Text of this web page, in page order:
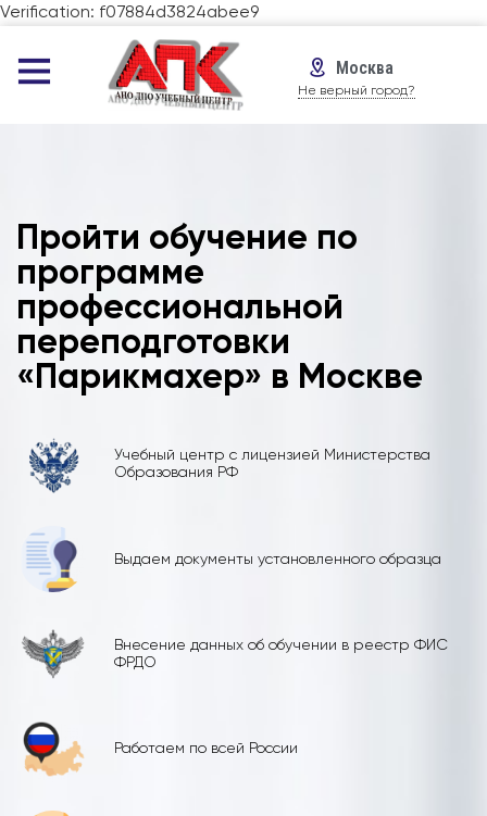
Verification: f07884d3824abee9
Москва
Не верный город?
Пройти обучение по
программе
профессиональной
переподготовки
«Парикмахер» в Москве
Учебный центр с лицензией Министерства
Образования РФ
Выдаем документы установленного образца
Внесение данных об обучении в реестр ФИС
ФРДО
Работаем по всей России